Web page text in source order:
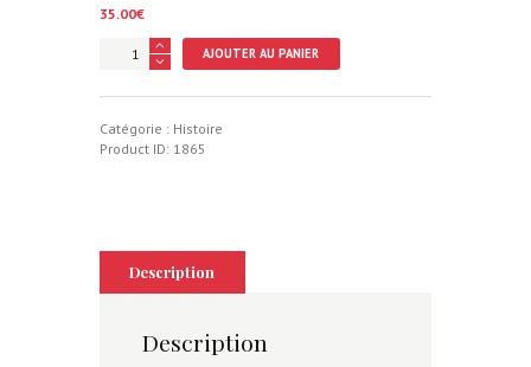
35.00€
quantité
entre
l'Est
AJOUTER AU PANIER
Catégorie : Histoire
Product ID: 1865
Description
Description